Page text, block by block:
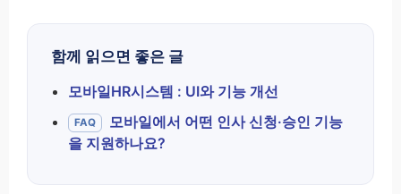
함께 읽으면 좋은 글
모바일HR시스템 : UI와 기능 개선
FAQ
모바일에서 어떤 인사 신청·승인 기능
을 지원하나요?